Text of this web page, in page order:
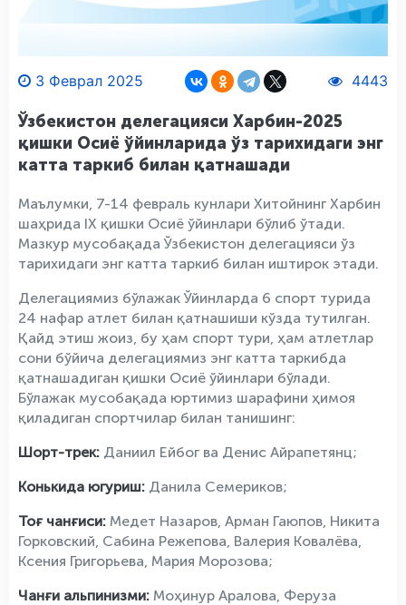
3 Феврал 2025 4443
Ўзбекистон делегацияси Харбин-2025
қишки Осиё ўйинларида ўз тарихидаги энг
катта таркиб билан қатнашади
Маълумки, 7-14 февраль кунлари Хитойнинг Харбин
шаҳрида IX қишки Осиё ўйинлари бўлиб ўтади.
Мазкур мусобақада Ўзбекистон делегацияси ўз
тарихидаги энг катта таркиб билан иштирок этади.
Делегациямиз бўлажак Ўйинларда 6 спорт турида
24 нафар атлет билан қатнашиши кўзда тутилган.
Қайд этиш жоиз, бу ҳам спорт тури, ҳам атлетлар
сони бўйича делегациямиз энг катта таркибда
қатнашадиган қишки Осиё ўйинлари бўлади.
Бўлажак мусобақада юртимиз шарафини ҳимоя
қиладиган спортчилар билан танишинг:
Шорт-трек: Даниил Ейбог ва Денис Айрапетянц;
Конькида югуриш: Данила Семериков;
Тоғ чанғиси: Медет Назаров, Арман Гаюпов, Никита
Горковский, Сабина Режепова, Валерия Ковалёва,
Ксения Григорьева, Мария Морозова;
Чанғи альпинизми: Моҳинур Аралова, Феруза